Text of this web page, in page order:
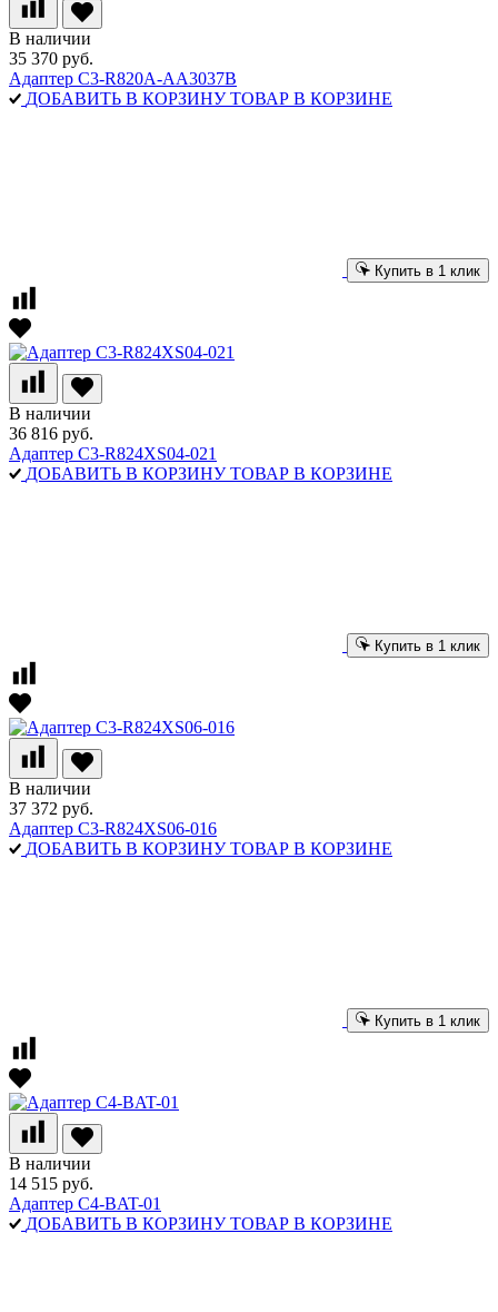
В наличии
35 370 руб.
Адаптер C3-R820A-AA3037B
ДОБАВИТЬ В КОРЗИНУ ТОВАР В КОРЗИНЕ
Купить в 1 клик
В наличии
36 816 руб.
Адаптер C3-R824XS04-021
ДОБАВИТЬ В КОРЗИНУ ТОВАР В КОРЗИНЕ
Купить в 1 клик
В наличии
37 372 руб.
Адаптер C3-R824XS06-016
ДОБАВИТЬ В КОРЗИНУ ТОВАР В КОРЗИНЕ
Купить в 1 клик
В наличии
14 515 руб.
Адаптер C4-BAT-01
ДОБАВИТЬ В КОРЗИНУ ТОВАР В КОРЗИНЕ